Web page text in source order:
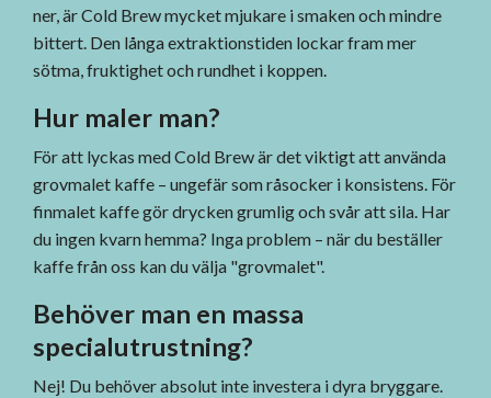
ner, är Cold Brew mycket mjukare i smaken och mindre
bittert. Den långa extraktionstiden lockar fram mer
sötma, fruktighet och rundhet i koppen.
Hur maler man?
För att lyckas med Cold Brew är det viktigt att använda
grovmalet kaffe – ungefär som råsocker i konsistens. För
finmalet kaffe gör drycken grumlig och svår att sila. Har
du ingen kvarn hemma? Inga problem – när du beställer
kaffe från oss kan du välja "grovmalet".
Behöver man en massa
specialutrustning?
Nej! Du behöver absolut inte investera i dyra bryggare.